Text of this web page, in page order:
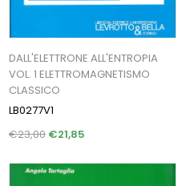
DALL'ELETTRONE ALL'ENTROPIA
VOL. 1 ELETTROMAGNETISMO
CLASSICO
LB0277V1
€23,00 €21,85